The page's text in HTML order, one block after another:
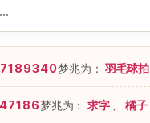
7189340梦兆为：羽毛球拍
梦兆为： 求字 橘子